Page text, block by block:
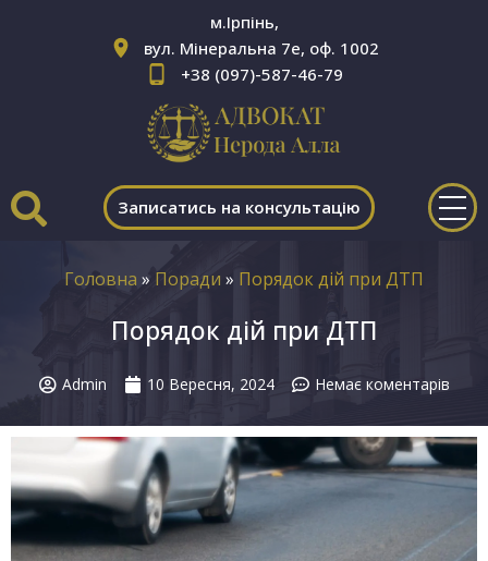
м.Ірпінь,
вул. Мінеральна 7е, оф. 1002
+38 (097)-587-46-79
Записатись на консультацію
Головна » Поради » Порядок дій при ДТП
Порядок дій при ДТП
Admin 10 Вересня, 2024 Немає коментарів